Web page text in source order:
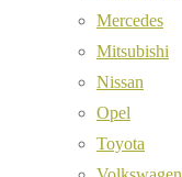
Mercedes
Mitsubishi
Nissan
Opel
Toyota